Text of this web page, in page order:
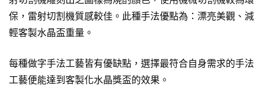
保，雷射切割機質感較佳。此種手法優點為：漂亮美觀、減
輕客製水晶盃重量。
每種做字手法工藝皆有優缺點，選擇最符合自身需求的手法
工藝便能達到客製化水晶獎盃的效果。